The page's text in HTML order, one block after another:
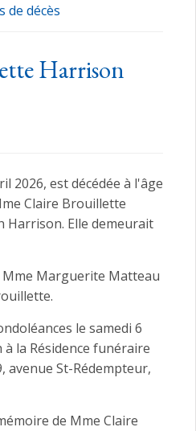
de décès
Harrison
2026, est décédée à l'âge
Claire Brouillette
Harrison. Elle demeurait
Mme Marguerite Matteau
le samedi 6
la Résidence funéraire
avenue St-Rédempteur,
de Mme Claire